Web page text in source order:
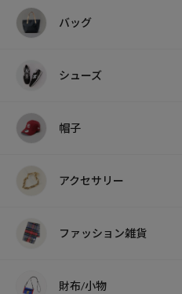
バッグ
シューズ
帽子
アクセサリー
ファッション雑貨
財布/小物